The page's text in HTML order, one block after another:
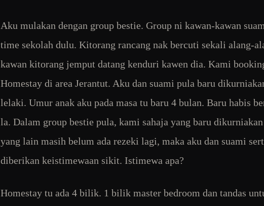
Aku mulakan dengan group bestie. Group ni kawan-kawan
time sekolah dulu. Kitorang rancang nak bercuti sekali alang-
kawan kitorang jemput datang kenduri kawen dia. Kami
Homestay di area Jerantut. Aku dan suami pula baru
lelaki. Umur anak aku pada masa tu baru 4 bulan. Baru habis
la. Dalam group bestie pula, kami sahaja yang baru dikurniakan
yang lain masih belum ada rezeki lagi, maka aku dan suami
diberikan keistimewaan sikit. Istimewa apa?
Homestay tu ada 4 bilik. 1 bilik master bedroom dan tandas